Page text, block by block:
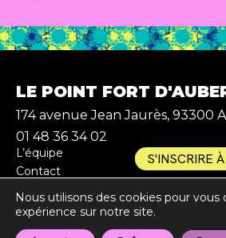
LE POINT FORT
174 avenue Jean Jaurès, 93300
01 48 36 34 02
L’équipe
Contact
Partenaires
Mentions légales
Presse
S'INSCRIRE
Nous utilisons des cookies pour vous
expérience sur notre site.